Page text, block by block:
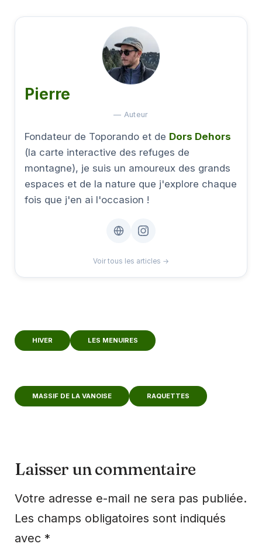
Pierre
— Auteur
Fondateur de Toporando et de Dors Dehors
(la carte interactive des refuges de
montagne), je suis un amoureux des grands
espaces et de la nature que j'explore chaque
fois que j'en ai l'occasion !
Voir tous les articles →
HIVER LES MENUIRES
MASSIF DE LA VANOISE RAQUETTES
Laisser un commentaire
Votre adresse e-mail ne sera pas publiée.
Les champs obligatoires sont indiqués
avec *